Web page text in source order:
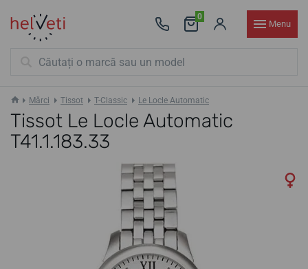
0
Menu
Mărci Tissot T-Classic Le Locle Automatic
Tissot Le Locle Automatic
T41.1.183.33